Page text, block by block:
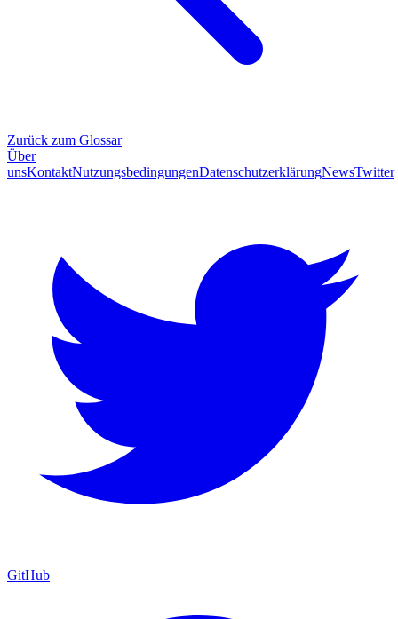
Zurück zum Glossar
Über
unsKontaktNutzungsbedingungenDatenschutzerklärungNewsTwitter
GitHub